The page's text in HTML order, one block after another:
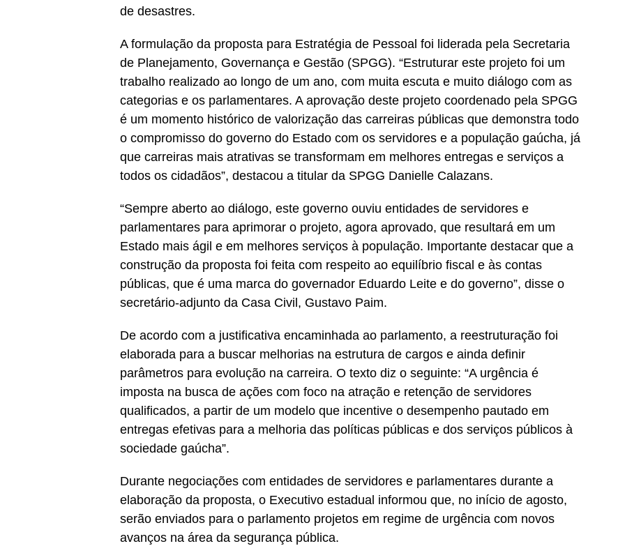
de desastres.
A formulação da proposta para Estratégia de Pessoal foi liderada pela Secretaria
de Planejamento, Governança e Gestão (SPGG). “Estruturar este projeto foi um
trabalho realizado ao longo de um ano, com muita escuta e muito diálogo com as
categorias e os parlamentares. A aprovação deste projeto coordenado pela SPGG
é um momento histórico de valorização das carreiras públicas que demonstra todo
o compromisso do governo do Estado com os servidores e a população gaúcha, já
que carreiras mais atrativas se transformam em melhores entregas e serviços a
todos os cidadãos”, destacou a titular da SPGG Danielle Calazans.
“Sempre aberto ao diálogo, este governo ouviu entidades de servidores e
parlamentares para aprimorar o projeto, agora aprovado, que resultará em um
Estado mais ágil e em melhores serviços à população. Importante destacar que a
construção da proposta foi feita com respeito ao equilíbrio fiscal e às contas
públicas, que é uma marca do governador Eduardo Leite e do governo”, disse o
secretário-adjunto da Casa Civil, Gustavo Paim.
De acordo com a justificativa encaminhada ao parlamento, a reestruturação foi
elaborada para a buscar melhorias na estrutura de cargos e ainda definir
parâmetros para evolução na carreira. O texto diz o seguinte: “A urgência é
imposta na busca de ações com foco na atração e retenção de servidores
qualificados, a partir de um modelo que incentive o desempenho pautado em
entregas efetivas para a melhoria das políticas públicas e dos serviços públicos à
sociedade gaúcha”.
Durante negociações com entidades de servidores e parlamentares durante a
elaboração da proposta, o Executivo estadual informou que, no início de agosto,
serão enviados para o parlamento projetos em regime de urgência com novos
avanços na área da segurança pública.